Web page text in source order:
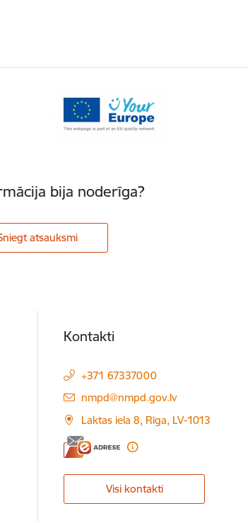
bija noderīga?
atsauksmi
Kontakti
+371 67337000
E-pasts:
nmpd@nmpd.gov.lv
Laktas iela 8, Rīga, LV-1013
Visi kontakti